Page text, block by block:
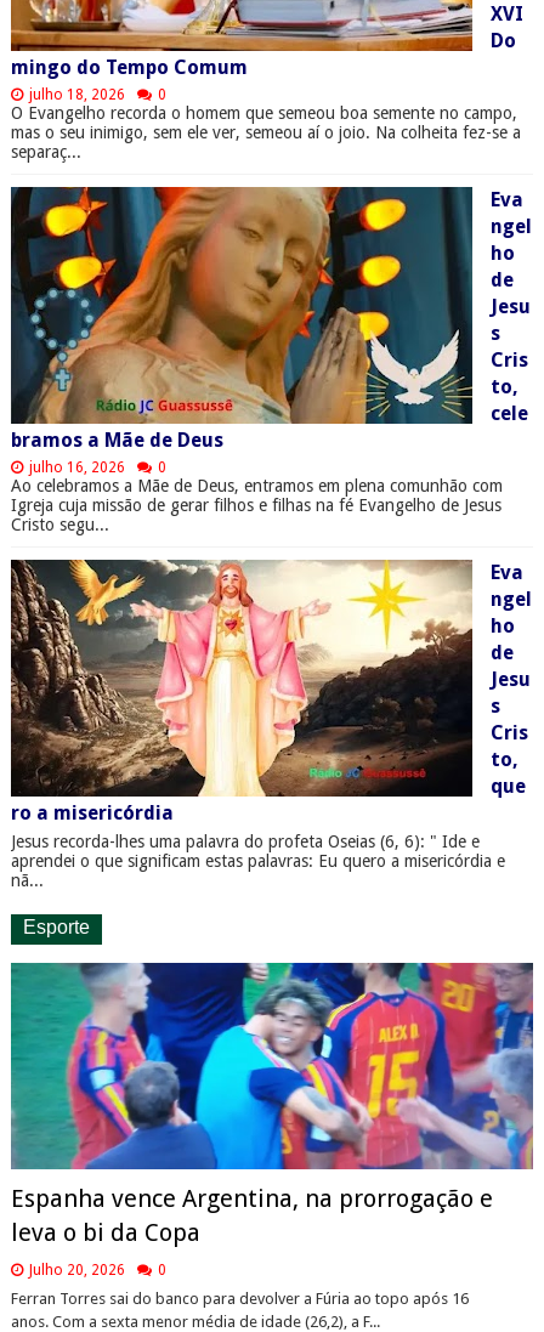
XVI
Do
mingo do Tempo Comum
julho 18, 2026 0
O Evangelho recorda o homem que semeou boa semente no campo,
mas o seu inimigo, sem ele ver, semeou aí o joio. Na colheita fez-se a
separaç...
Eva
ngel
ho
de
Jesu
s
Cris
to,
cele
bramos a Mãe de Deus
julho 16, 2026 0
Ao celebramos a Mãe de Deus, entramos em plena comunhão com
Igreja cuja missão de gerar filhos e filhas na fé Evangelho de Jesus
Cristo segu...
Eva
ngel
ho
de
Jesu
s
Cris
to,
que
ro a misericórdia
Jesus recorda-lhes uma palavra do profeta Oseias (6, 6): " Ide e
aprendei o que significam estas palavras: Eu quero a misericórdia e
nã...
Esporte
Espanha vence Argentina, na prorrogação e
leva o bi da Copa
Julho 20, 2026 0
Ferran Torres sai do banco para devolver a Fúria ao topo após 16
anos. Com a sexta menor média de idade (26,2), a F...